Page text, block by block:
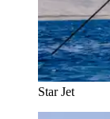
Star Jet